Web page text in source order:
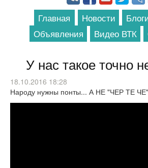
Главная Новости
Объявления
Видео ВТК
У нас такое точно
18.10.2016 18:28
Народу нужны понты... А НЕ "ЧЕР ТЕ ЧЕ"